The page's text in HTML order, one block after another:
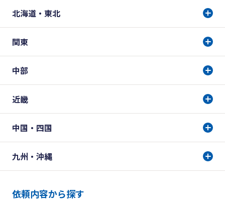
北海道・東北
関東
中部
近畿
中国・四国
九州・沖縄
依頼内容から探す